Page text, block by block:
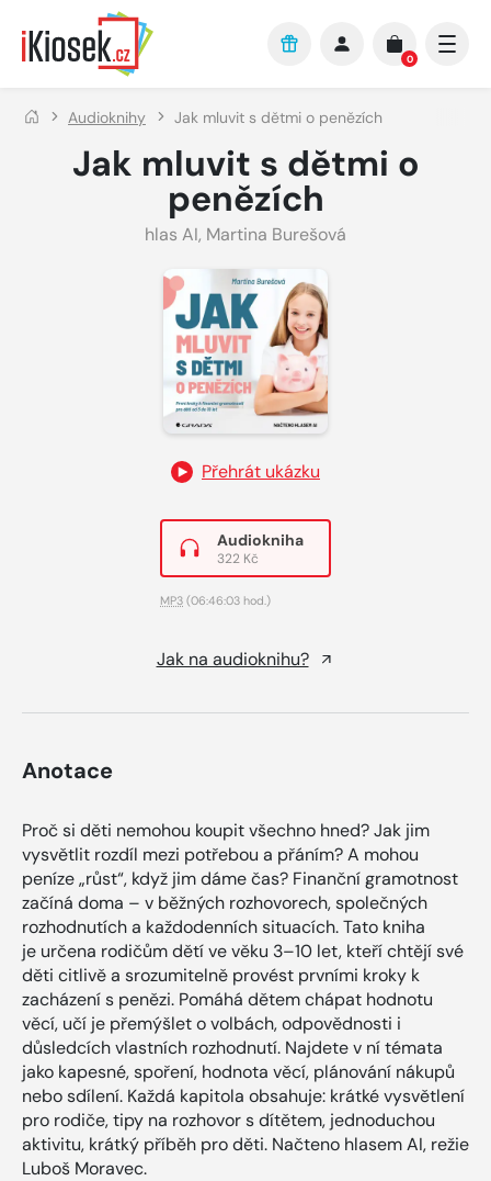
Přejít na hlavní obsah
0
Audioknihy Jak mluvit s dětmi o penězích
Jak mluvit s dětmi o
penězích
hlas AI, Martina Burešová
Přehrát ukázku
Audiokniha
322 Kč
MP3 (06:46:03 hod.)
Jak na audioknihu?
Anotace
Proč si děti nemohou koupit všechno hned? Jak jim
vysvětlit rozdíl mezi potřebou a přáním? A mohou
peníze „růst“, když jim dáme čas? Finanční gramotnost
začíná doma – v běžných rozhovorech, společných
rozhodnutích a každodenních situacích. Tato kniha
je určena rodičům dětí ve věku 3–10 let, kteří chtějí své
děti citlivě a srozumitelně provést prvními kroky k
zacházení s penězi. Pomáhá dětem chápat hodnotu
věcí, učí je přemýšlet o volbách, odpovědnosti i
důsledcích vlastních rozhodnutí. Najdete v ní témata
jako kapesné, spoření, hodnota věcí, plánování nákupů
nebo sdílení. Každá kapitola obsahuje: krátké vysvětlení
pro rodiče, tipy na rozhovor s dítětem, jednoduchou
aktivitu, krátký příběh pro děti. Načteno hlasem AI, režie
Luboš Moravec.